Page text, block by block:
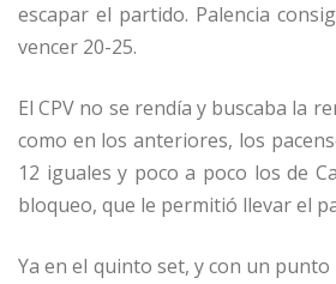
escapar el partido. Palencia
vencer 20-25.
El CPV no se rendía y buscaba la
como en los anteriores, los
12 iguales y poco a poco los de
bloqueo, que le permitió llevar el
Ya en el quinto set, y con un